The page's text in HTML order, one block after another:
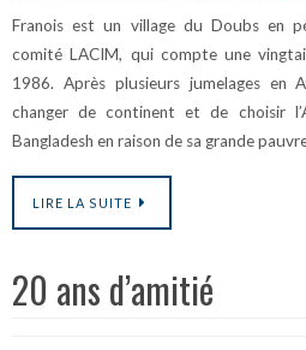
Franois est un village du Doubs en
comité LACIM, qui compte une
1986. Après plusieurs jumelages en
changer de continent et de choisir
Bangladesh en raison de sa grande
LIRE LA SUITE
20 ans d’amitié